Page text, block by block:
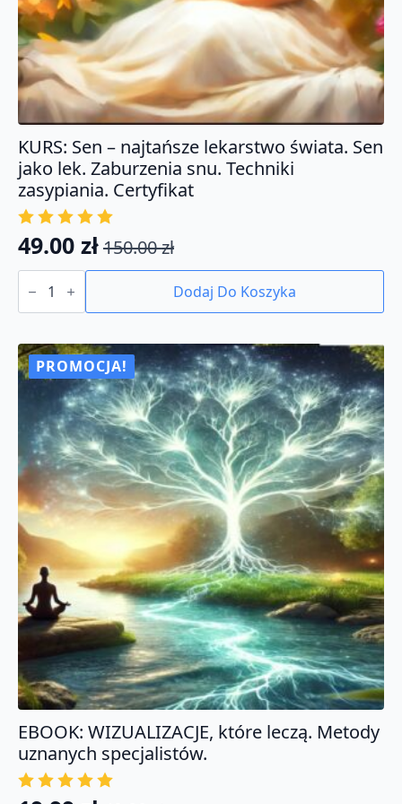
KURS: Sen – najtańsze lekarstwo świata. Sen
jako lek. Zaburzenia snu. Techniki
zasypiania. Certyfikat
150.00zł
Pierwotna
cena
wynosiła:
150.00 zł.
49.00 zł
Aktualna
cena
wynosi:
49.00 zł.
ilość
KURS:
-
lekarstwo
świata.
Sen
Zaburzenia
snu.
Techniki
zasypiania.
Certyfikat
Dodaj Do Koszyka
PROMOCJA!
EBOOK: WIZUALIZACJE, które leczą. Metody
uznanych specjalistów.